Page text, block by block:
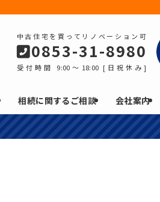
中古住宅を買ってリノベーション可
0853-31-8980
受付時間 9:00～18:00 [日祝休み]
相続に関するご相談 会社案内